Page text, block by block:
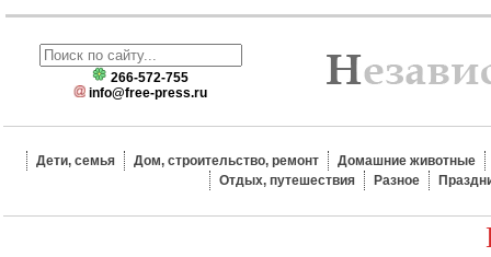
266-572-755
info@free-press.ru
Дети, семья Дом, строительство, ремонт
Домашние животные
Отдых, путешествия
Разное